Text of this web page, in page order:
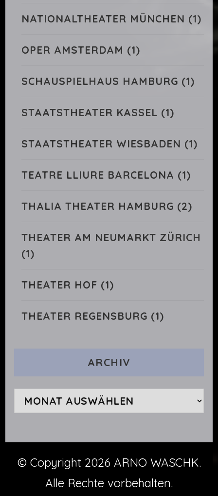
NATIONALTHEATER MÜNCHEN (1)
OPER AMSTERDAM (1)
SCHAUSPIELHAUS HAMBURG (1)
STAATSTHEATER KASSEL (1)
STAATSTHEATER WIESBADEN (1)
TEATRE LLIURE BARCELONA (1)
THALIA THEATER HAMBURG (2)
THEATER AM NEUMARKT ZÜRICH
(1)
THEATER HOF (1)
THEATER REGENSBURG (1)
ARCHIV
Archiv
© Copyright 2026 ARNO WASCHK.
Alle Rechte vorbehalten.